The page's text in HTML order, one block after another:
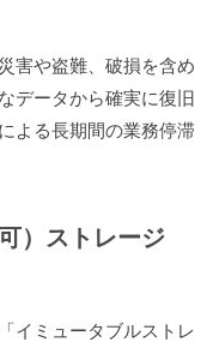
害や盗難、破損を含め
データから確実に復旧
よる長期間の業務停滞
）ストレージ
イミュータブルストレ